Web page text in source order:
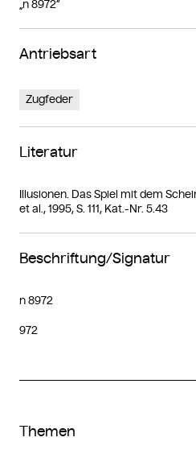
„n 8972“
Antriebsart
Zugfeder
Literatur
Illusionen. Das Spiel mit dem
et al., 1995, S. 111, Kat.-Nr. 5.43
Beschriftung/Signatur
n 8972
972
Themen